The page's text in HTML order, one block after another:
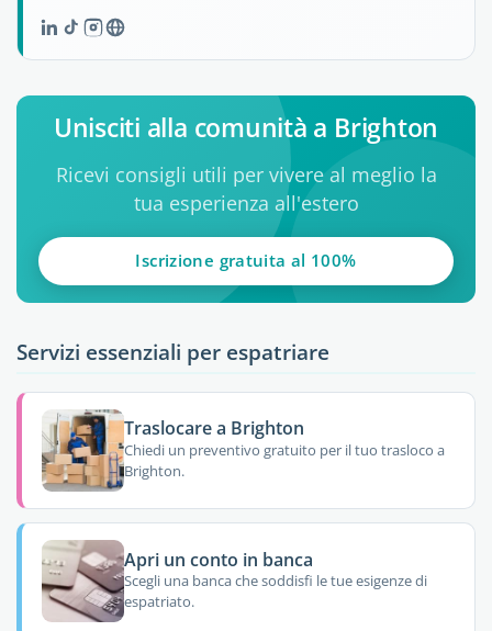
Unisciti alla comunità a Brighton
Ricevi consigli utili per vivere al meglio la
tua esperienza all'estero
Iscrizione gratuita al 100%
Servizi essenziali per espatriare
Traslocare a Brighton
Chiedi un preventivo gratuito per il tuo trasloco a
Brighton.
Apri un conto in banca
Scegli una banca che soddisfi le tue esigenze di
espatriato.